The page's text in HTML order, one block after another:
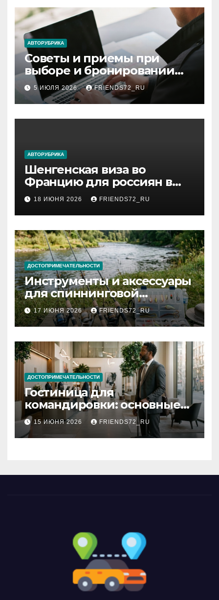
АВТОРУБРИКА
Советы и приемы при
выборе и бронировании
авиабилетов
5 ИЮЛЯ 2026 FRIENDS72_RU
АВТОРУБРИКА
Шенгенская виза во
Францию для россиян в
2026 году: сроки от 3 дней
и список необходимых
документов
18 ИЮНЯ 2026 FRIENDS72_RU
ДОСТОПРИМЕЧАТЕЛЬНОСТИ
Инструменты и аксессуары
для спиннинговой
рыбалки: назначение и
типы
17 ИЮНЯ 2026 FRIENDS72_RU
ДОСТОПРИМЕЧАТЕЛЬНОСТИ
Гостиница для
командировки: основные
критерии выбора
15 ИЮНЯ 2026 FRIENDS72_RU